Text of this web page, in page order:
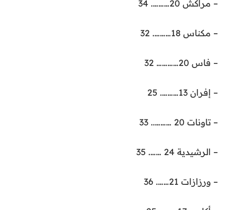
– مراكش 20………. 34
– مكناس 18………. 32
– فاس 20………… 32
– إفران 13………. 25
– تاونات 20 ……….. 33
– الرشيدية 24 ……. 35
– ورزازات 21……. 36